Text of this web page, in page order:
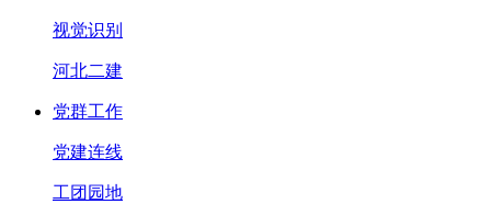
视觉识别
河北二建
党群工作
党建连线
工团园地